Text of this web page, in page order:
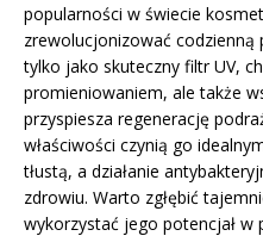
popularności w świecie
zrewolucjonizować codzienną
tylko jako skuteczny filtr UV,
promieniowaniem, ale także
przyspiesza regenerację
właściwości czynią go
tłustą, a działanie
zdrowiu. Warto zgłębić
wykorzystać jego potencjał w